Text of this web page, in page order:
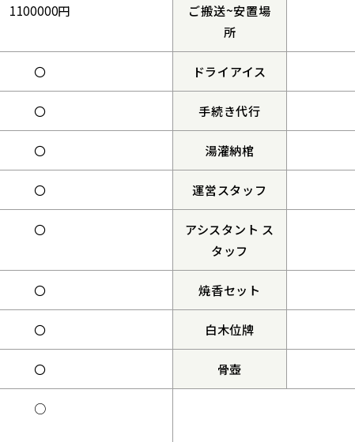
1100000円
ご搬送~安置場
所
〇 ドライアイス
〇 手続き代行
〇 湯灌納棺
〇 運営スタッフ
〇
アシスタント ス
タッフ
〇 焼香セット
〇 白木位牌
〇 骨壺
○